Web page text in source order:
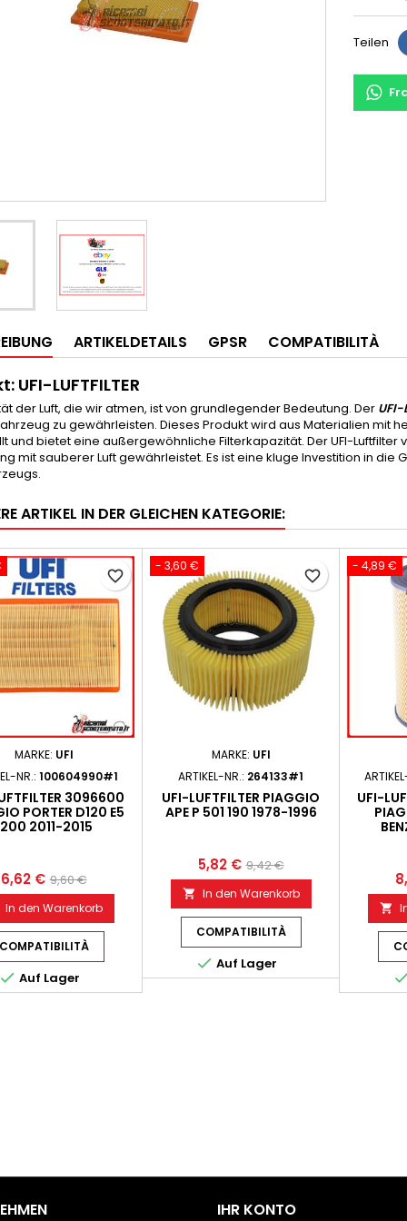
Teilen
ARTIKELDETAILS GPSR COMPATIBILITÀ
UFI-LUFTFILTER
der Luft, die wir atmen, ist von grundlegender Bedeutung. Der
zu gewährleisten. Dieses Produkt wird aus Materialien
und bietet eine außergewöhnliche Filterkapazität. Der UFI-
mit sauberer Luft gewährleistet. Es ist eine kluge Investition in
ARTIKEL IN DER GLEICHEN KATEGORIE:
MARKE: UFI
NR.: 100604990#1
3096600
PORTER D120 E5
2011-2015
6,62 € 9,60 €
In den Warenkorb
Auf Lager
favorite_border
- 3,60 €
MARKE: UFI
ARTIKEL-NR.: 264133#1
UFI-LUFTFILTER PIAGGIO
APE P 501 190 1978-1996
5,82 € 9,42 €
 In den Warenkorb
COMPATIBILITÀ
 Auf Lager
favorite_border
- 4,89 €
UFI-

IHR KONTO